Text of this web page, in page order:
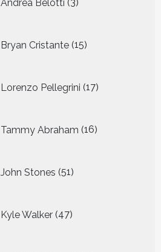
Andrea Belotti 3
producten
Bryan Cristante 15
producten
Lorenzo Pellegrini 17
producten
Tammy Abraham 16
producten
John Stones 51
producten
Kyle Walker 47
producten